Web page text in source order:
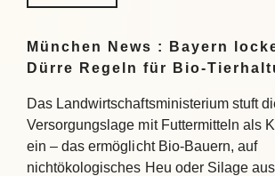
München News : Bayern
Dürre Regeln für Bio-
Das Landwirtschaftsministerium stuft
Versorgungslage mit Futtermitteln als
ein – das ermöglicht Bio-Bauern, auf
nichtökologisches Heu oder Silage